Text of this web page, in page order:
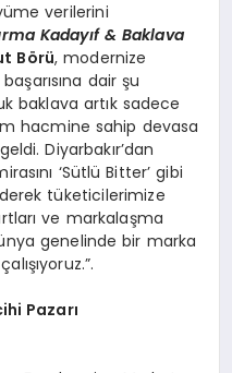
verilerini
Kadayıf & Baklava
Börü, modernize
dair şu
baklava artık sadece
hacmine sahip devasa
Diyarbakır’dan
‘Sütlü Bitter’ gibi
tüketicilerimize
ve markalaşma
genelinde bir marka
Pazarı